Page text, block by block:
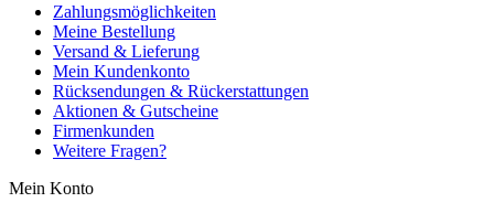
Zahlungsmöglichkeiten
Meine Bestellung
Versand & Lieferung
Mein Kundenkonto
Rücksendungen & Rückerstattungen
Aktionen & Gutscheine
Firmenkunden
Weitere Fragen?
Mein Konto